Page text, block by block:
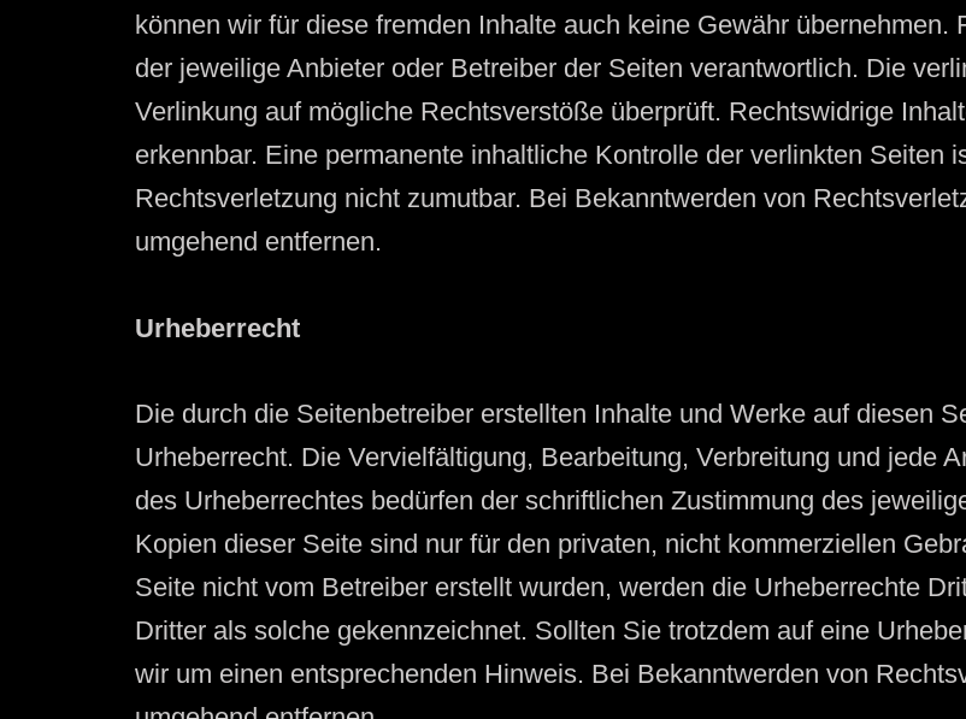
können wir für diese fremden Inhalte auch keine Gewähr
der jeweilige Anbieter oder Betreiber der Seiten verantwortlich. Die
Verlinkung auf mögliche Rechtsverstöße überprüft. Rechtswidrige
erkennbar. Eine permanente inhaltliche Kontrolle der verlinkten Seiten
Rechtsverletzung nicht zumutbar. Bei Bekanntwerden von
umgehend entfernen.
Urheberrecht
Die durch die Seitenbetreiber erstellten Inhalte und Werke auf diesen
Urheberrecht. Die Vervielfältigung, Bearbeitung, Verbreitung und jede
des Urheberrechtes bedürfen der schriftlichen Zustimmung des
Kopien dieser Seite sind nur für den privaten, nicht kommerziellen
Seite nicht vom Betreiber erstellt wurden, werden die Urheberrechte
Dritter als solche gekennzeichnet. Sollten Sie trotzdem auf eine
wir um einen entsprechenden Hinweis. Bei Bekanntwerden von